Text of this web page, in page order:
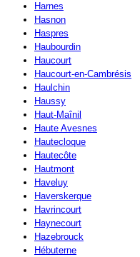
Harnes
Hasnon
Haspres
Haubourdin
Haucourt
Haucourt-en-Cambrésis
Haulchin
Haussy
Haut-Maînil
Haute Avesnes
Hautecloque
Hautecôte
Hautmont
Haveluy
Haverskerque
Havrincourt
Haynecourt
Hazebrouck
Hébuterne